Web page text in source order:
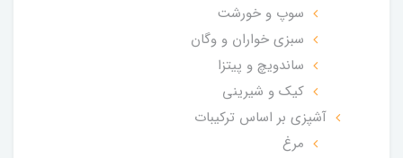
سوپ و خورشت
سبزی خواران و وگان
ساندویچ و پیتزا
کیک و شیرینی
آشپزی بر اساس ترکیبات
مرغ